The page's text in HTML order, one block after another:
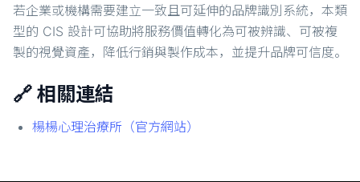
若企業或機構需要建立一致且可延伸的品牌識別系統，本類
型的 CIS 設計可協助將服務價值轉化為可被辨識、可被複
製的視覺資產，降低行銷與製作成本，並提升品牌可信度。
🔗 相關連結
楊楊心理治療所（官方網站）